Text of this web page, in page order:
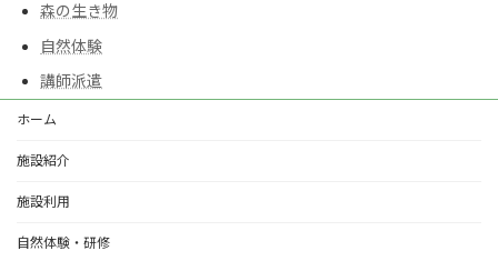
森の生き物
自然体験
講師派遣
ホーム
施設紹介
施設利用
自然体験・研修